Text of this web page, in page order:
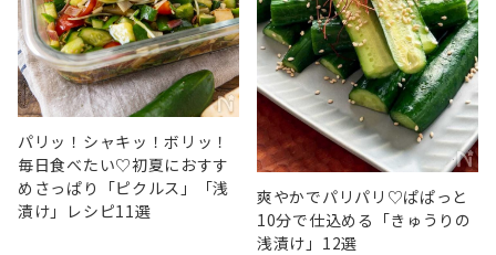
パリッ！シャキッ！ボリッ！
毎日食べたい♡初夏におすす
めさっぱり「ピクルス」「浅
漬け」レシピ11選
爽やかでパリパリ♡ぱぱっと
10分で仕込める「きゅうりの
浅漬け」12選